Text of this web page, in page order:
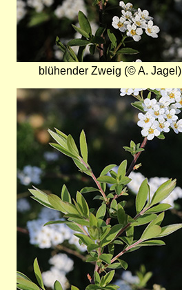
blühender Zweig (© A. Jagel)
Bild